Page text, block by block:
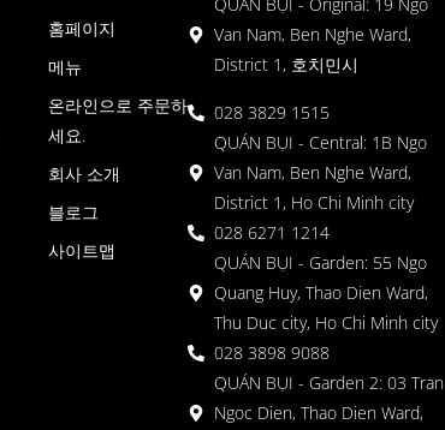
홈페이지
메뉴
온라인으로 주문하
세요.
회사 소개
블로그
사이트맵
Van Nam, Ben Nghe Ward,
District 1, 호치민시
028 3829 1515
QUÁN BỤI - Central: 1B Ngo
Van Nam, Ben Nghe Ward,
District 1, Ho Chi Minh city
028 6271 1214
QUÁN BỤI - Garden: 55 Ngo
Quang Huy, Thao Dien Ward,
Thu Duc city, Ho Chi Minh city
028 3898 9088
QUÁN BỤI - Garden 2: 03 Tran
Ngoc Dien, Thao Dien Ward,